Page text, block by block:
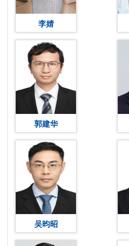
李婧
郭建华
吴昀昭